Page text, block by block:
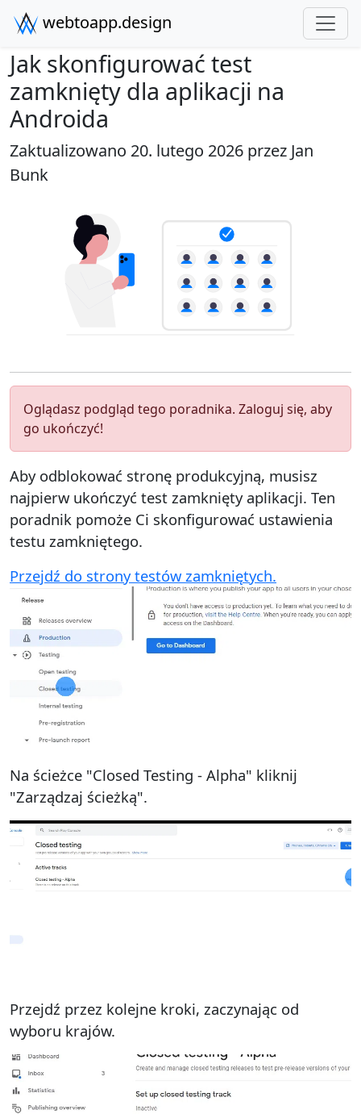
webtoapp.design
Jak skonfigurować test
zamknięty dla aplikacji na
Androida
Zaktualizowano 20. lutego 2026 przez Jan
Bunk
Oglądasz podgląd tego poradnika. Zaloguj się, aby
go ukończyć!
Aby odblokować stronę produkcyjną, musisz
najpierw ukończyć test zamknięty aplikacji. Ten
poradnik pomoże Ci skonfigurować ustawienia
testu zamkniętego.
Przejdź do strony testów zamkniętych.
Na ścieżce "Closed Testing - Alpha" kliknij
"Zarządzaj ścieżką".
Przejdź przez kolejne kroki, zaczynając od
wyboru krajów.